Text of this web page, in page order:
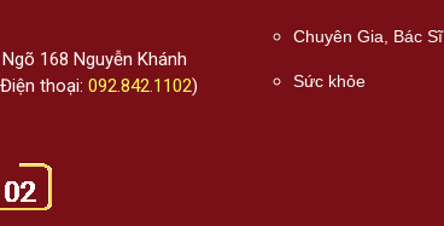
168 Nguyễn Khánh
thoại: 092.842.1102)
Chuyên Gia, Bác Sĩ
Sức khỏe